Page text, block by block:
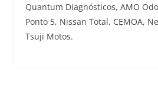
Quantum Diagnósticos, AMO
Ponto 5, Nissan Total, CEMOA,
Tsuji Motos.